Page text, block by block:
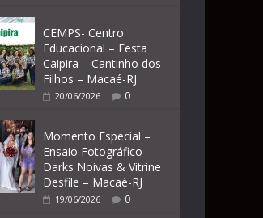
CEMPS- Centro
Educacional – Festa
Caipira – Cantinho dos
Filhos – Macaé-RJ
20/06/2026 0
Momento Especial –
Ensaio Fotográfico –
Darks Noivas & Vitrine
Desfile – Macaé-RJ
19/06/2026 0